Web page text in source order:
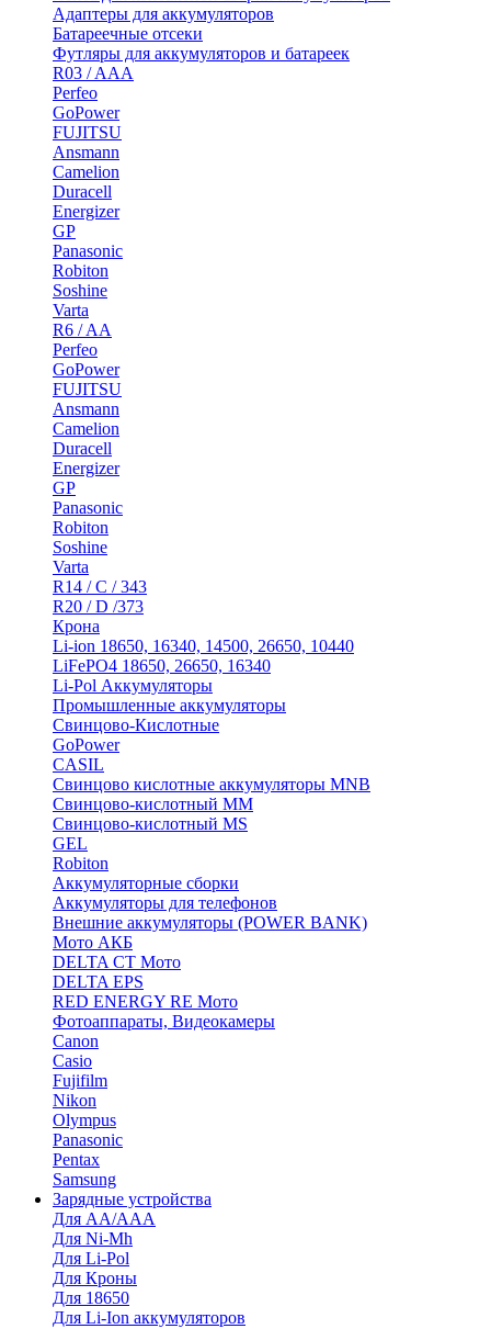
Адаптеры для аккумуляторов
Батареечные отсеки
Футляры для аккумуляторов и батареек
R03 / AAA
Perfeo
GoPower
FUJITSU
Ansmann
Camelion
Duracell
Energizer
GP
Panasonic
Robiton
Soshine
Varta
R6 / AA
Perfeo
GoPower
FUJITSU
Ansmann
Camelion
Duracell
Energizer
GP
Panasonic
Robiton
Soshine
Varta
R14 / C / 343
R20 / D /373
Крона
Li-ion 18650, 16340, 14500, 26650, 10440
LiFePO4 18650, 26650, 16340
Li-Pol Аккумуляторы
Промышленные аккумуляторы
Свинцово-Кислотные
GoPower
CASIL
Свинцово кислотные аккумуляторы MNB
Cвинцово-кислотный MM
Cвинцово-кислотный MS
GEL
Robiton
Аккумуляторные сборки
Аккумуляторы для телефонов
Внешние аккумуляторы (POWER BANK)
Мото АКБ
DELTA CT Мото
DELTA EPS
RED ENERGY RE Мото
Фотоаппараты, Видеокамеры
Canon
Casio
Fujifilm
Nikon
Olympus
Panasonic
Pentax
Samsung
Зарядные устройства
Для AA/AAA
Для Ni-Mh
Для Li-Pol
Для Кроны
Для 18650
Для Li-Ion аккумуляторов